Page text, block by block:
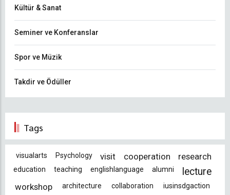
Kültür & Sanat
Seminer ve Konferanslar
Spor ve Müzik
Takdir ve Ödüller
Tags
visualarts Psychology visit cooperation research
education teaching englishlanguage alumni lecture
workshop architecture collaboration iusinsdgaction